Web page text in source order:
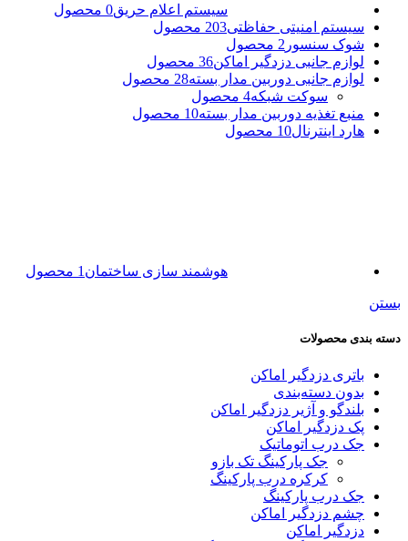
سیستم اعلام حریق0 محصول
سیستم امنیتی حفاظتی203 محصول
شوک سنسور 2 محصول
لوازم جانبی دزدگیر اماکن36 محصول
لوازم جانبی دوربین مدار بسته28 محصول
سوکت شبکه4 محصول
منبع تغذیه دوربین مدار بسته10 محصول
هارد اینترنال10 محصول
هوشمند سازی ساختمان 1 محصول
بستن
دسته بندی محصولات
باتری دزدگیر اماکن
بدون دسته‌بندی
بلندگو و آژیر دزدگیر اماکن
پک دزدگیر اماکن
جک درب اتوماتیک
جک پارکینگ تک بازو
کرکره درب پارکینگ
جک درب پارکینگ
چشم دزدگیر اماکن
دزدگیر اماکن